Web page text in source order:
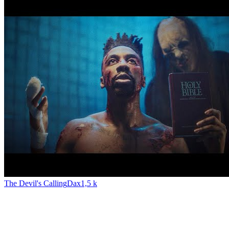
The Devil's CallingDax1,5 k